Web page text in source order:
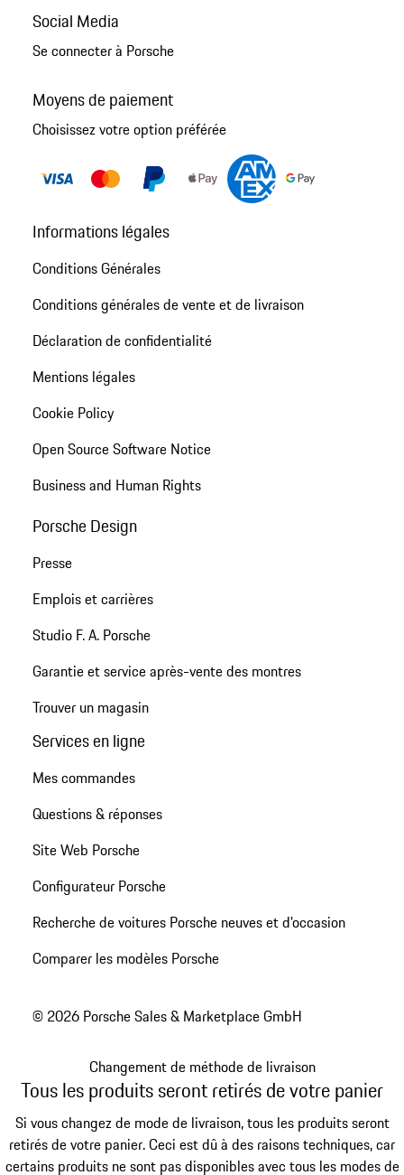
Social Media
Se connecter à Porsche
Moyens de paiement
Choisissez votre option préférée
Informations légales
Conditions Générales
Conditions générales de vente et de livraison
Déclaration de confidentialité
Mentions légales
Cookie Policy
Open Source Software Notice
Business and Human Rights
Porsche Design
Presse
Emplois et carrières
Studio F. A. Porsche
Garantie et service après-vente des montres
Trouver un magasin
Services en ligne
Mes commandes
Questions & réponses
Site Web Porsche
Configurateur Porsche
Recherche de voitures Porsche neuves et d'occasion
Comparer les modèles Porsche
© 2026 Porsche Sales & Marketplace GmbH
Changement de méthode de livraison
Tous les produits seront retirés de votre panier
Si vous changez de mode de livraison, tous les produits seront
retirés de votre panier. Ceci est dû à des raisons techniques, car
certains produits ne sont pas disponibles avec tous les modes de